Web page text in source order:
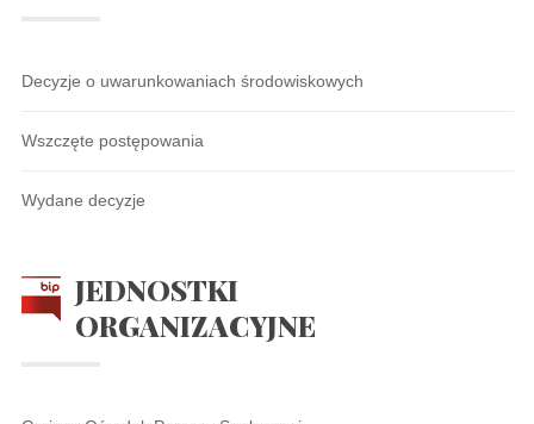
Decyzje o uwarunkowaniach środowiskowych
Wszczęte postępowania
Wydane decyzje
JEDNOSTKI
ORGANIZACYJNE